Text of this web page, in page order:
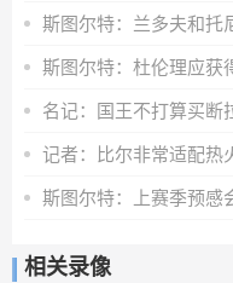
斯图尔特：兰多夫和托
记者：比尔非常适配热
相关录像